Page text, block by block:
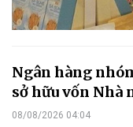
Ngân hàng
sở hữu vốn Nhà
08/08/2026 04:04